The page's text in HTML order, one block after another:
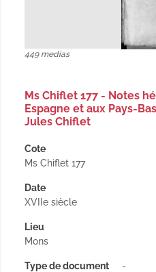
449 medias
Ms Chiflet 177 - Notes
Espagne et aux Pays-
Jules Chiflet
Cote
Ms Chiflet 177
Date
XVIIe siècle
Lieu
Mons
Type de document -